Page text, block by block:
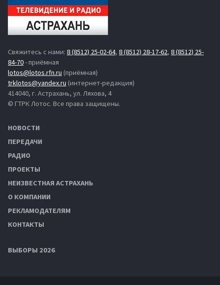
Свяжитесь с нами: 8 (8512) 25-02-64, 8 (8512) 28-17-62, 8 (8512) 25-
84-70- приёмная
lotos@lotos.rfn.ru (приёмная)
trklotos@yandex.ru (интернет-редакция)
414040, г. Астрахань, ул. Ляхова, 4
© ГТРК Лотос. Все права защищены.
НОВОСТИ
ПЕРЕДАЧИ
РАДИО
ПРОЕКТЫ
НЕИЗВЕСТНАЯ АСТРАХАНЬ
О КОМПАНИИ
РЕКЛАМОДАТЕЛЯМ
КОНТАКТЫ
ВЫБОРЫ 2026